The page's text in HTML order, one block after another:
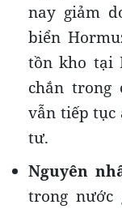
nay giảm
biển
tồn kho tại
chắn trong
vẫn tiếp tục
tư.
Nguyên
trong nước